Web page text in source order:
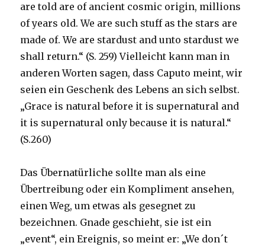
are told are of ancient cosmic origin, millions
of years old. We are such stuff as the stars are
made of. We are stardust and unto stardust we
shall return.“ (S. 259) Vielleicht kann man in
anderen Worten sagen, dass Caputo meint, wir
seien ein Geschenk des Lebens an sich selbst.
„Grace is natural before it is supernatural and
it is supernatural only because it is natural.“
(S.260)
Das Übernatürliche sollte man als eine
Übertreibung oder ein Kompliment ansehen,
einen Weg, um etwas als gesegnet zu
bezeichnen. Gnade geschieht, sie ist ein
„event“, ein Ereignis, so meint er: „We don´t